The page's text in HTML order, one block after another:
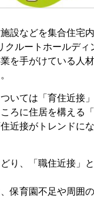
設などを集合住宅
ルートホールディ
を手がけている人
いては「育住近接
ろに住居を構える
近接がトレンドに
り、「職住近接」
保育園不足や周囲